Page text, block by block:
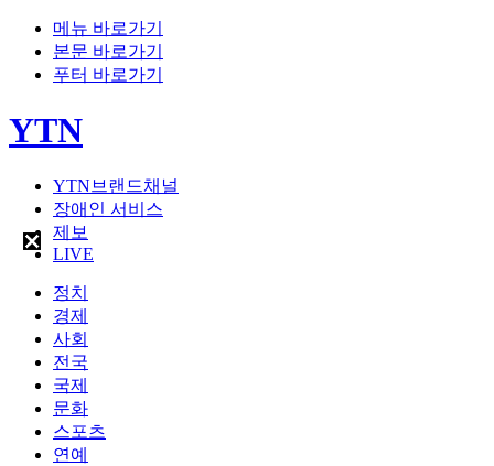
메뉴 바로가기
본문 바로가기
푸터 바로가기
YTN
YTN브랜드채널
장애인 서비스
제보
LIVE
정치
경제
사회
전국
국제
문화
스포츠
연예